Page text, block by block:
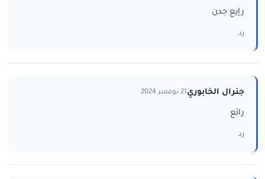
رإيع جدن
رد
جنرال الخابوري21 نوفمبر 2024
رائع
رد